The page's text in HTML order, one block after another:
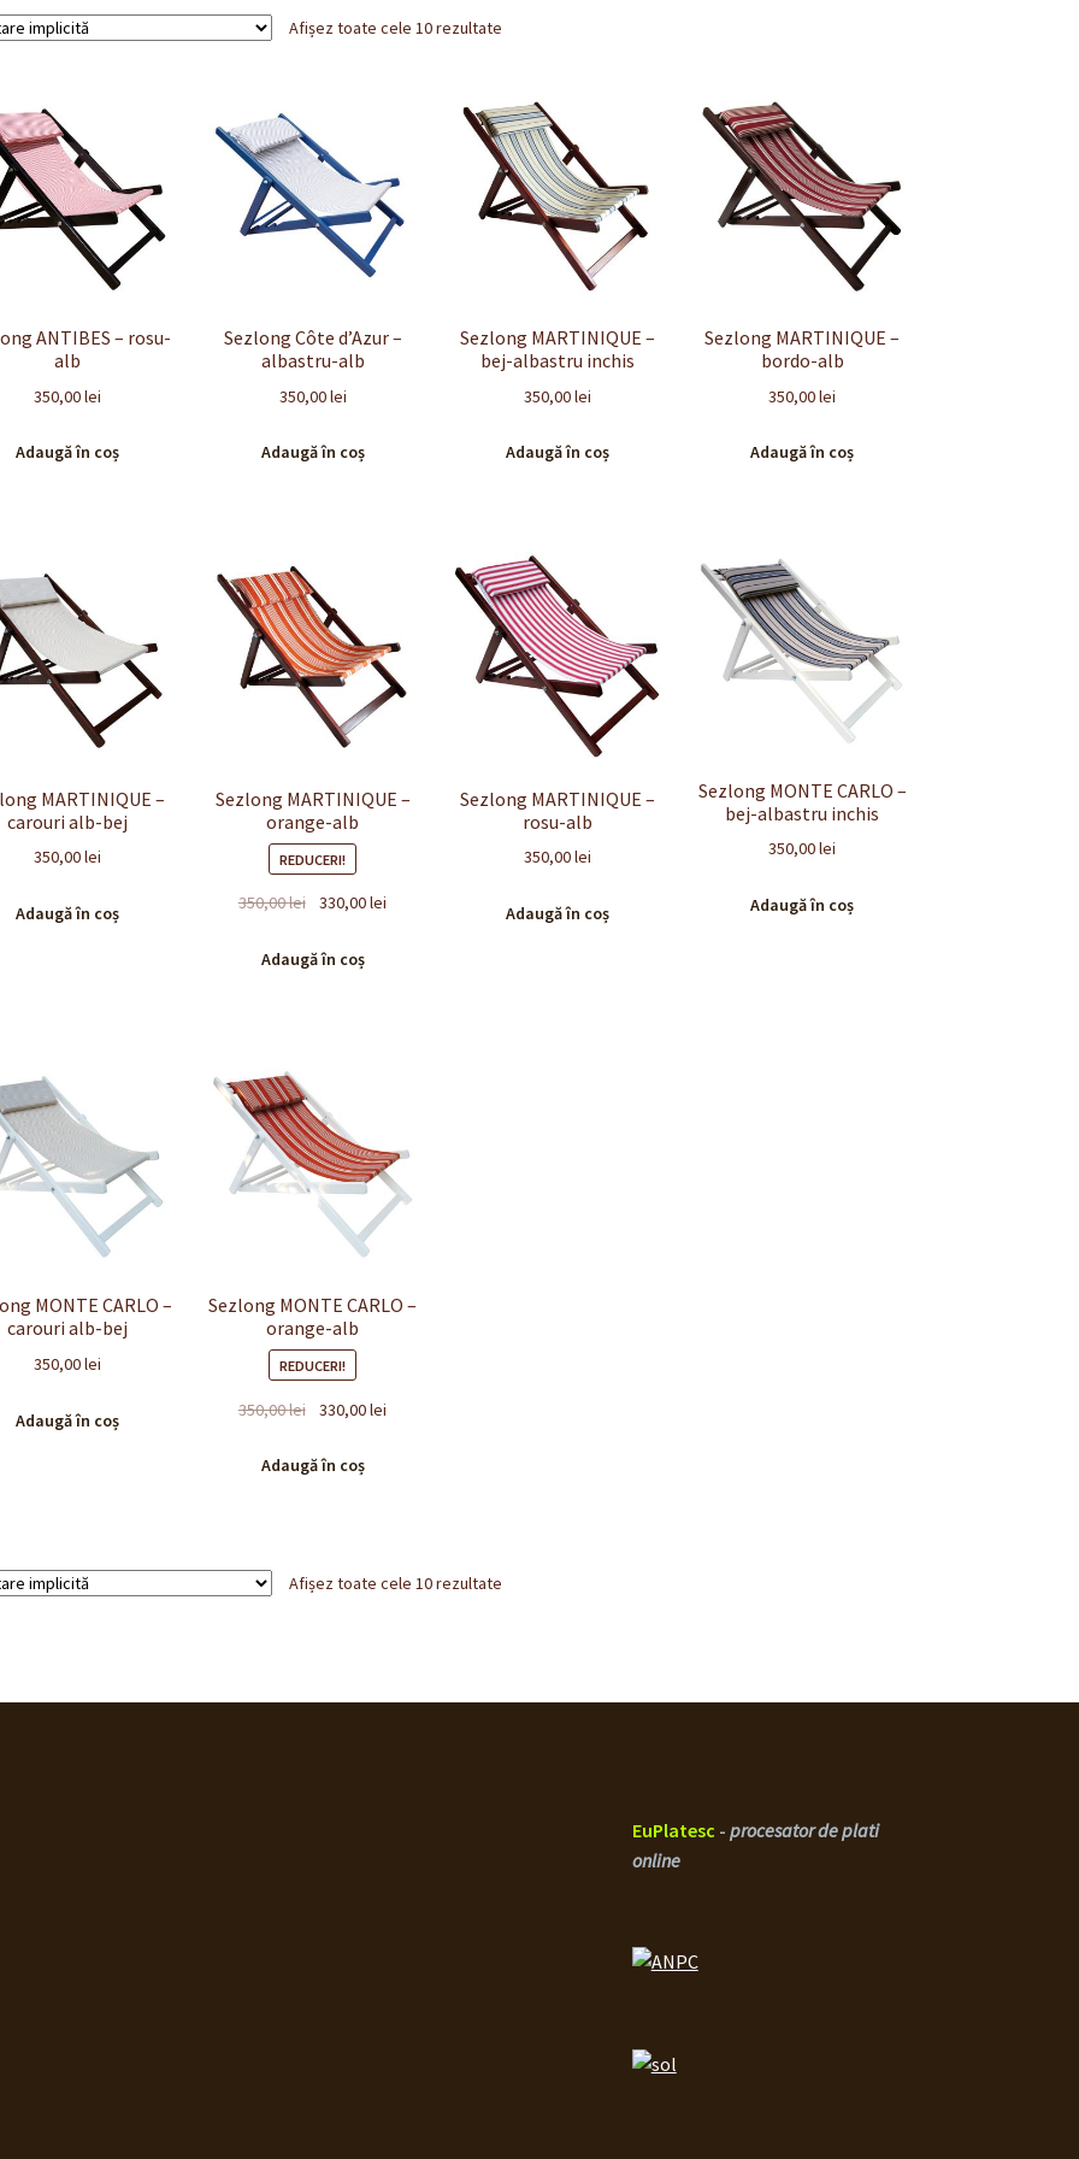
Afișez toate cele 10 rezultate
ANTIBES – rosu-
alb
350,00lei
Adaugă în coș
Sezlong Côte d’Azur –
albastru-alb
350,00lei
Adaugă în coș
Sezlong MARTINIQUE –
bej-albastru inchis
350,00lei
Adaugă în coș
Sezlong MARTINIQUE –
bordo-alb
350,00lei
Adaugă în coș
MARTINIQUE –
carouri alb-bej
350,00lei
Adaugă în coș
Sezlong MARTINIQUE –
orange-alb
REDUCERI!
350,00lei
Prețul
a
330,00lei
Adaugă în coș
Sezlong MARTINIQUE –
rosu-alb
350,00lei
Adaugă în coș
Sezlong MONTE CARLO –
bej-albastru inchis
350,00lei
Adaugă în coș
MONTE CARLO –
carouri alb-bej
350,00lei
Adaugă în coș
Sezlong MONTE CARLO –
orange-alb
REDUCERI!
350,00lei
Prețul
a
330,00lei
Adaugă în coș
Afișez toate cele 10 rezultate
EuPlatesc - procesator de plati
online